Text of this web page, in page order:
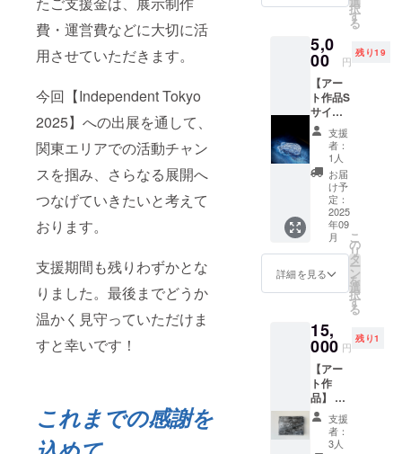
費・運営費などに大切に活
用させていただきます。
今回【Independent Tokyo
2025】への出展を通して、
関東エリアでの活動チャン
スを掴み、さらなる展開へ
つなげていきたいと考えて
おります。
支援期間も残りわずかとな
りました。最後までどうか
温かく見守っていただけま
すと幸いです！
これまでの感謝を
リーズ
小さい
作品で
す。 ・
アクリ
ル着
色、
ベース
は木製
です。
・シル
バーグ
レー系
の作品
です。
こちら
でラン
ダムに
サイ
ズ：縦
約3～12
㎝×横3
～12㎝
・サイ
ズは個
体差が
ありま
択
す
る
5,0
00 円
残り19
【アー
ト作品S
サイ
ズ】 ・
お礼
メッ
セージ
つき小
作品 1
点もの
・限定
20作品
・作品
【STRO
KE】シ
リーズ
小さい
作品で
す。 ・
アクリ
ル着
色、
ベース
は木製
です。
支援
者：
1人
お届
け予
定：
2025
年09
月
詳細を見る
こ
の
リ
タ
ー
ン
を
選
択
す
る
15,
000 円
残り1
【アー
ト作
品】 ・
お礼
メッ
セージ
支援
者：
3人